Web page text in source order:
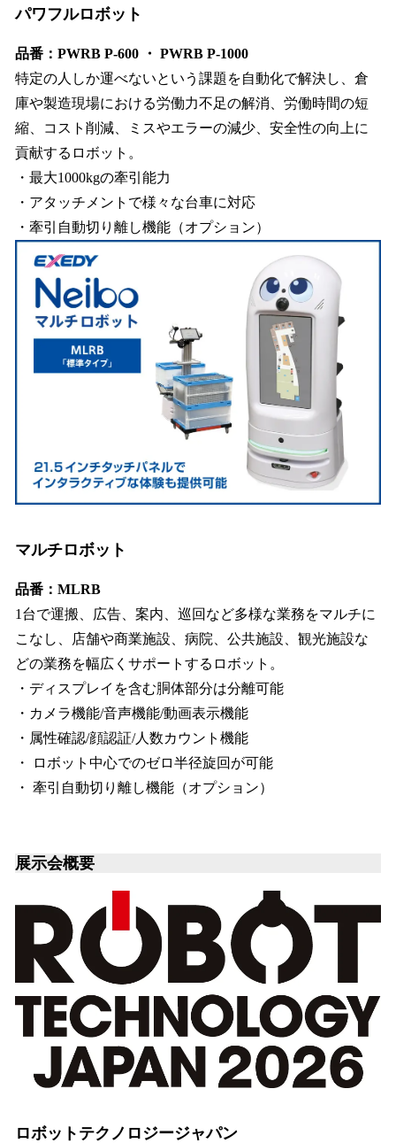
パワフルロボット
品番：PWRB P-600 ・ PWRB P-1000
特定の人しか運べないという課題を自動化で解決し、倉
庫や製造現場における労働力不足の解消、労働時間の短
縮、コスト削減、ミスやエラーの減少、安全性の向上に
貢献するロボット。
・最大1000kgの牽引能力
・アタッチメントで様々な台車に対応
・牽引自動切り離し機能（オプション）
マルチロボット
品番：MLRB
1台で運搬、広告、案内、巡回など多様な業務をマルチに
こなし、店舗や商業施設、病院、公共施設、観光施設な
どの業務を幅広くサポートするロボット。
・ディスプレイを含む胴体部分は分離可能
・カメラ機能/音声機能/動画表示機能
・属性確認/顔認証/人数カウント機能
・ ロボット中心でのゼロ半径旋回が可能
・ 牽引自動切り離し機能（オプション）
展示会概要
ロボットテクノロジージャパン